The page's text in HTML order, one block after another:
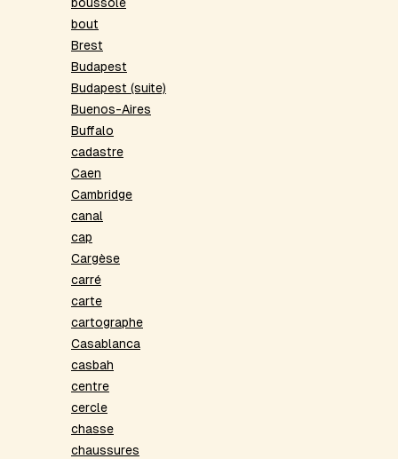
bout
Brest
Budapest
Budapest (suite)
Buenos-Aires
Buffalo
cadastre
Caen
Cambridge
canal
cap
Cargèse
carré
carte
cartographe
Casablanca
casbah
centre
cercle
chasse
chaussures